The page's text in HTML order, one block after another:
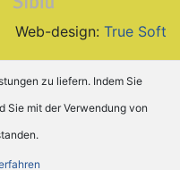
Web-design: True Soft
zu liefern. Indem Sie
Sie mit der Verwendung von